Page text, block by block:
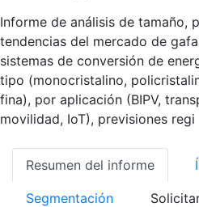
Informe de análisis de tamaño,
tendencias del mercado de
sistemas de conversión de
tipo (monocristalino,
fina), por aplicación (BIPV,
movilidad, IoT), previsiones regi
Resumen del informe
Segmentación